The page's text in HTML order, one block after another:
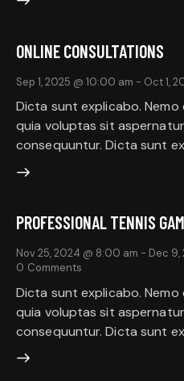
ONLINE CONSULTATIONS
Sep 1, 2025 @ 10:00 am - Oct 1,
Dicta sunt explicabo.
quia voluptas sit
consequuntur. Dicta sunt
PROFESSIONAL TENNIS
Nov 25, 2024 @ 8:00 am - Dec 9,
0 Comments
Dicta sunt explicabo.
quia voluptas sit
consequuntur. Dicta sunt